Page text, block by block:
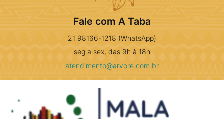
Fale com A Taba
21 98166-1218 (WhatsApp)
seg a sex, das 9h à 18h
atendimento@arvore.com.br